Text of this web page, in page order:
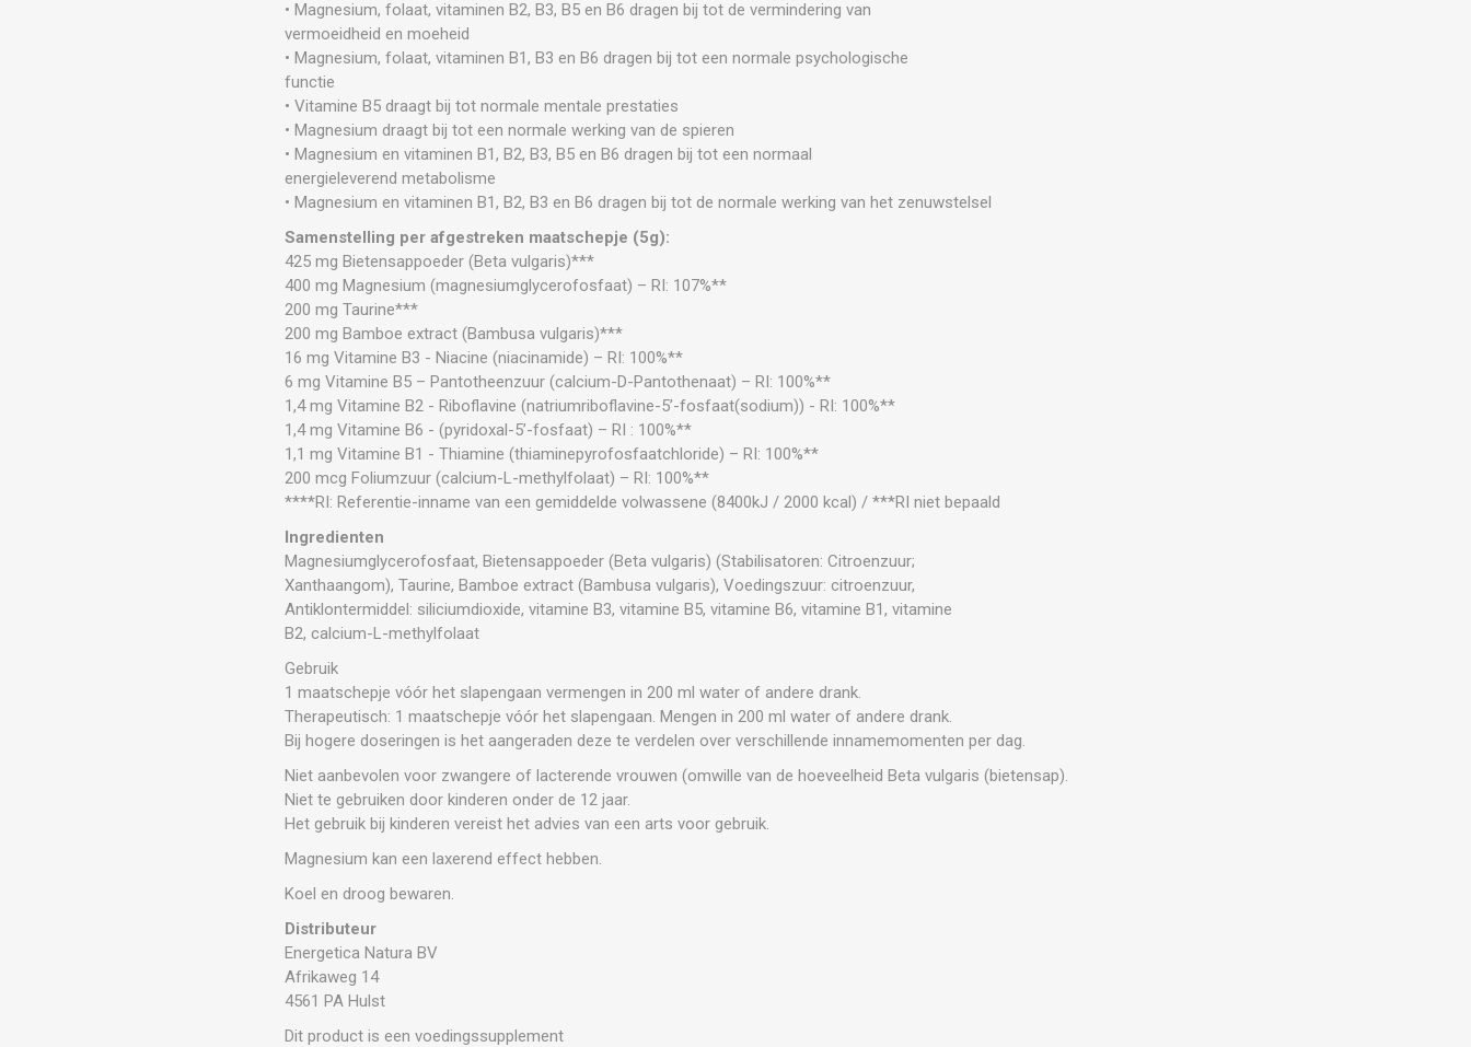
• Magnesium, folaat, vitaminen B2, B3, B5 en B6 dragen bij tot de vermindering van
vermoeidheid en moeheid
• Magnesium, folaat, vitaminen B1, B3 en B6 dragen bij tot een normale psychologische
functie
• Vitamine B5 draagt bij tot normale mentale prestaties
• Magnesium draagt bij tot een normale werking van de spieren
• Magnesium en vitaminen B1, B2, B3, B5 en B6 dragen bij tot een normaal
energieleverend metabolisme
• Magnesium en vitaminen B1, B2, B3 en B6 dragen bij tot de normale werking van het zenuwstelsel
Samenstelling per afgestreken maatschepje (5g):
425 mg Bietensappoeder (Beta vulgaris)***
400 mg Magnesium (magnesiumglycerofosfaat) – RI: 107%**
200 mg Taurine***
200 mg Bamboe extract (Bambusa vulgaris)***
16 mg Vitamine B3 - Niacine (niacinamide) – RI: 100%**
6 mg Vitamine B5 – Pantotheenzuur (calcium-D-Pantothenaat) – RI: 100%**
1,4 mg Vitamine B2 - Riboflavine (natriumriboflavine-5’-fosfaat(sodium)) - RI: 100%**
1,4 mg Vitamine B6 - (pyridoxal-5’-fosfaat) – RI : 100%**
1,1 mg Vitamine B1 - Thiamine (thiaminepyrofosfaatchloride) – RI: 100%**
200 mcg Foliumzuur (calcium-L-methylfolaat) – RI: 100%**
****RI: Referentie-inname van een gemiddelde volwassene (8400kJ / 2000 kcal) / ***RI niet bepaald
Ingredienten
Magnesiumglycerofosfaat, Bietensappoeder (Beta vulgaris) (Stabilisatoren: Citroenzuur;
Xanthaangom), Taurine, Bamboe extract (Bambusa vulgaris), Voedingszuur: citroenzuur,
Antiklontermiddel: siliciumdioxide, vitamine B3, vitamine B5, vitamine B6, vitamine B1, vitamine
B2, calcium-L-methylfolaat
Gebruik
1 maatschepje vóór het slapengaan vermengen in 200 ml water of andere drank.
Therapeutisch: 1 maatschepje vóór het slapengaan. Mengen in 200 ml water of andere drank.
Bij hogere doseringen is het aangeraden deze te verdelen over verschillende innamemomenten per dag.
Niet aanbevolen voor zwangere of lacterende vrouwen (omwille van de hoeveelheid Beta vulgaris (bietensap).
Niet te gebruiken door kinderen onder de 12 jaar.
Het gebruik bij kinderen vereist het advies van een arts voor gebruik.
Magnesium kan een laxerend effect hebben.
Koel en droog bewaren.
Distributeur
Energetica Natura BV
Afrikaweg 14
4561 PA Hulst
Dit product is een voedingssupplement